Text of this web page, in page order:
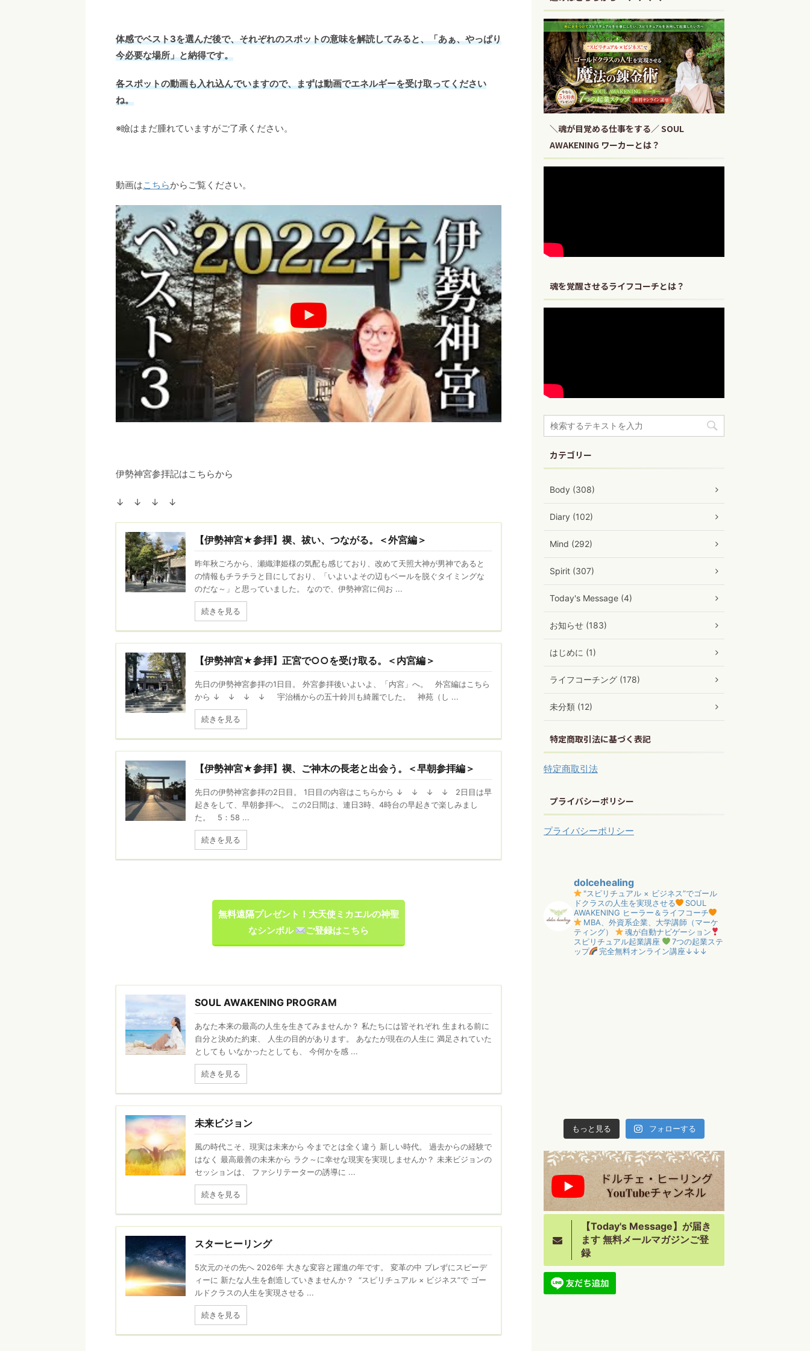
体感でベスト3を選んだ後で、それぞれのスポットの意味を解読してみると、「あぁ、やっぱり
今必要な場所」と納得です。
各スポットの動画も入れ込んでいますので、まずは動画でエネルギーを受け取ってください
ね。
※瞼はまだ腫れていますがご了承ください。
動画はこちらからご覧ください。
伊勢神宮参拝記はこちらから
↓ ↓ ↓ ↓
【伊勢神宮★参拝】禊、祓い、つながる。＜外宮編＞
昨年秋ごろから、瀬織津姫様の気配も感じており、改めて天照大神が男神であると
の情報もチラチラと目にしており、「いよいよその辺もベールを脱ぐタイミングな
のだな～」と思っていました。 なので、伊勢神宮に伺お ...
続きを見る
【伊勢神宮★参拝】正宮で○○を受け取る。＜内宮編＞
先日の伊勢神宮参拝の1日目。 外宮参拝後いよいよ、「内宮」へ。 外宮編はこちら
から ↓ ↓ ↓ ↓ 宇治橋からの五十鈴川も綺麗でした。 神苑（し ...
続きを見る
【伊勢神宮★参拝】禊、ご神木の長老と出会う。＜早朝参拝編＞
先日の伊勢神宮参拝の2日目。 1日目の内容はこちらから ↓ ↓ ↓ ↓ 2日目は早
起きをして、早朝参拝へ。 この2日間は、連日3時、4時台の早起きで楽しみまし
た。 5：58 ...
続きを見る
無料遠隔プレゼント！大天使ミカエルの神聖
なシンボル
ご登録はこちら
SOUL AWAKENING PROGRAM
あなた本来の最高の人生を生きてみませんか？ 私たちには皆それぞれ 生まれる前に
自分と決めた約束、 人生の目的があります。 あなたが現在の人生に 満足されていた
としても いなかったとしても、 今何かを感 ...
続きを見る
未来ビジョン
風の時代こそ、現実は未来から 今までとは全く違う 新しい時代。 過去からの経験で
はなく 最高最善の未来から ラク～に幸せな現実を実現しませんか？ 未来ビジョンの
セッションは、 ファシリテーターの誘導に ...
続きを見る
スターヒーリング
5次元のその先へ 2026年 大きな変容と躍進の年です。 変革の中 ブレずにスピーデ
ィーに 新たな人生を創造していきませんか？ “スピリチュアル × ビジネス”で ゴー
ルドクラスの人生を実現させる ...
続きを見る
＼魂が目覚める仕事をする／ SOUL
AWAKENING ワーカーとは？
魂を覚醒させるライフコーチとは？
カテゴリー
Body (308)
Diary (102)
Mind (292)
Spirit (307)
Today's Message (4)
お知らせ (183)
はじめに (1)
ライフコーチング (178)
未分類 (12)
特定商取引法に基づく表記
特定商取引法
プライバシーポリシー
プライバシーポリシー
dolcehealing
"スピリチュアル × ビジネス”でゴール
ドクラスの人生を実現させる
SOUL
AWAKENING ヒーラー＆ライフコーチ
MBA、外資系企業、大学講師（マーケ
ティング）
魂が自動ナビゲーション
スピリチュアル起業講座
7つの起業ステ
ップ
完全無料オンライン講座↓↓↓
もっと見る フォローする
【Today's Message】が届き
ます 無料メールマガジンご登
録